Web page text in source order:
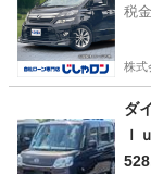
税
株式
ダ
ｌ
ア